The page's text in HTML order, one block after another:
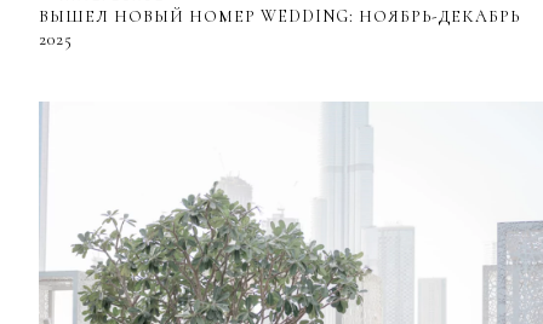
ВЫШЕЛ НОВЫЙ НОМЕР WEDDING: НОЯБРЬ-ДЕКАБРЬ
2025